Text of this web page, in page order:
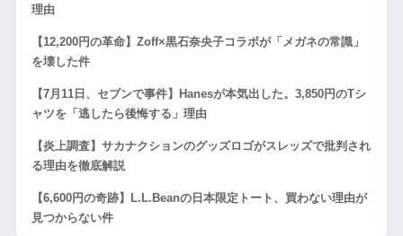
理由
【12,200円の革命】Zoff×黒石奈央子コラボが「メガネの常識」
を壊した件
【7月11日、セブンで事件】Hanesが本気出した。3,850円のTシ
ャツを「逃したら後悔する」理由
【炎上調査】サカナクションのグッズロゴがスレッズで批判され
る理由を徹底解説
【6,600円の奇跡】L.L.Beanの日本限定トート、買わない理由が
見つからない件